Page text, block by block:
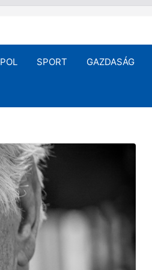
SPORT GAZDASÁG